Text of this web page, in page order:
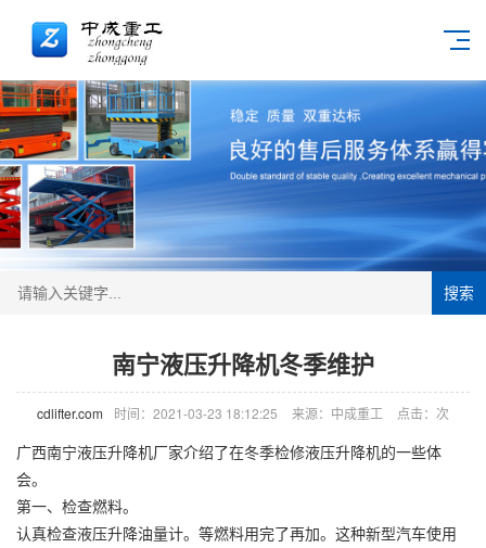
搜索
南宁液压升降机冬季维护
cdlifter.com 时间：2021-03-23 18:12:25 来源：中成重工 点击： 次
广西南宁液压升降机厂家介绍了在冬季检修液压升降机的一些体
会。
第一、检查燃料。
认真检查液压升降油量计。等燃料用完了再加。这种新型汽车使用